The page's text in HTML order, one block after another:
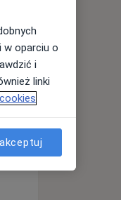
Wt,
11 Sie
w oparciu o
i
linki